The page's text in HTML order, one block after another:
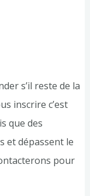
s’il reste de la
inscrire c’est
que des
et dépassent le
pour